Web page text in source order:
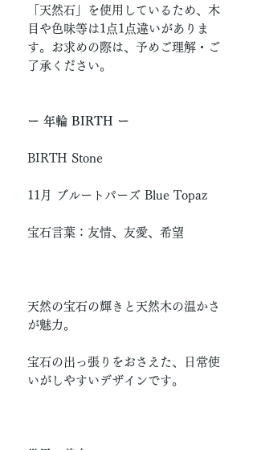
「天然石」を使用しているため、木
目や色味等は1点1点違いがありま
す。お求めの際は、予めご理解・ご
了承ください。
ー 年輪 BIRTH ー
BIRTH Stone
11月 ブルートパーズ Blue Topaz
宝石言葉：友情、友愛、希望
天然の宝石の輝きと天然木の温かさ
が魅力。
宝石の出っ張りをおさえた、日常使
いがしやすいデザインです。